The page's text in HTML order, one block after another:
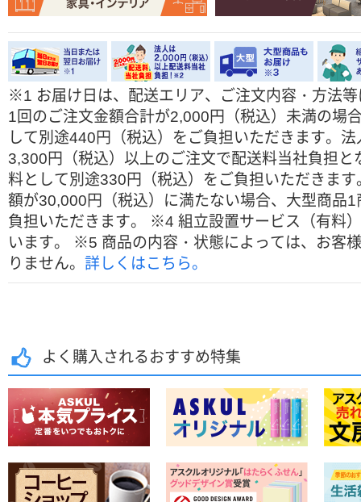
※1 お届け日は、配送エリア、ご注文内容・方法
1回のご注文金額合計が2,000円（税込）未満の場
して別途440円（税込）をご負担いただきます。
3,300円（税込）以上のご注文で配送料当社負担
料として別途330円（税込）をご負担いただきま
額が30,000円（税込）に満たない場合、大型商品
負担いただきます。 ※4 組立設置サービス（有料
います。 ※5 商品の内容・状態によっては、お客
りません。 詳しくはこちら。
よく購入されるおすすめ特集